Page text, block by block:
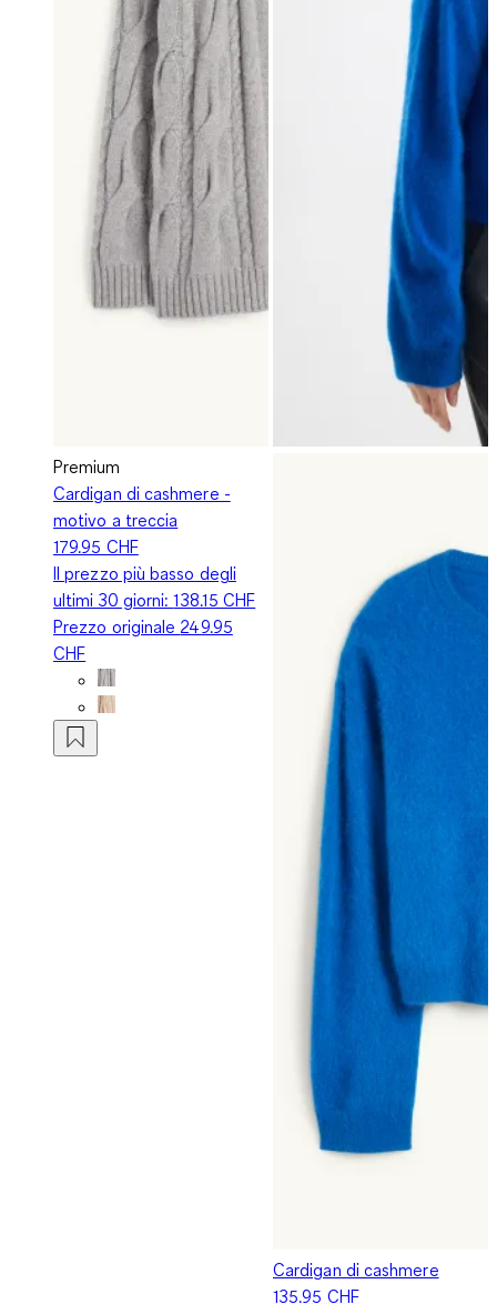
Premium
Cardigan di cashmere -
motivo a treccia
179.95 CHF
Il prezzo più basso degli
ultimi 30 giorni:138.15 CHF
Prezzo originale 249.95
CHF
Cardigan di cashmere
135.95 CHF